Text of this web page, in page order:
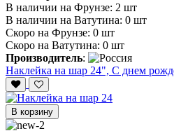
В наличии на Фрунзе: 2 шт
В наличии на Ватутина: 0 шт
Скоро на Фрунзе: 0 шт
Скоро на Ватутина: 0 шт
Производитель:
Наклейка на шар 24", С днем
В корзину